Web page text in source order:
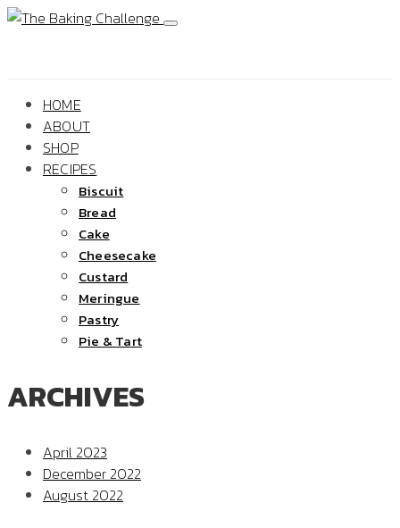
HOME
ABOUT
SHOP
RECIPES
Biscuit
Bread
Cake
Cheesecake
Custard
Meringue
Pastry
Pie & Tart
ARCHIVES
April 2023
December 2022
August 2022